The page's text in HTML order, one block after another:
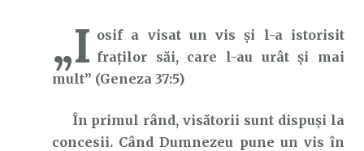
„I osif a visat un vis și l-a istorisit
fraților săi, care l-au urât și mai
mult” (Geneza 37:5)
În primul rând, visătorii sunt dispuși la
concesii. Când Dumnezeu pune un vis în